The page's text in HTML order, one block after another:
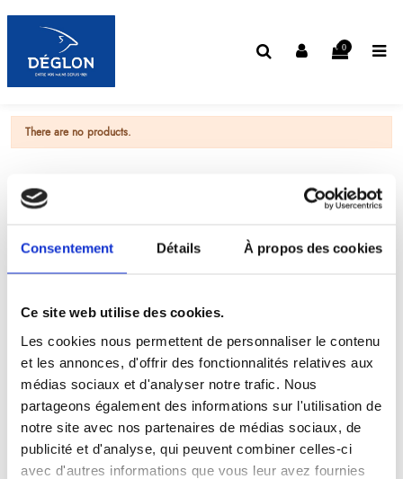
Consentement Détails À propos des cookies
Ce site web utilise des cookies.
Les cookies nous permettent de personnaliser le contenu
et les annonces, d'offrir des fonctionnalités relatives aux
médias sociaux et d'analyser notre trafic. Nous
partageons également des informations sur l'utilisation de
notre site avec nos partenaires de médias sociaux, de
publicité et d'analyse, qui peuvent combiner celles-ci
avec d'autres informations que vous leur avez fournies
0
There are no products.